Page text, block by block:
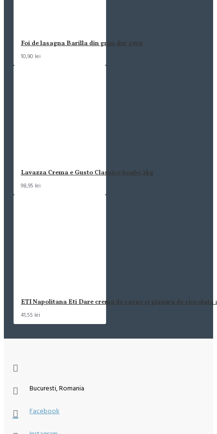
Foi de lasagna Barilla din grau dur 250g
10,90 lei
Lavazza Crema e Gusto Classico boabe,1kg
98,95 lei
ETI Napolitana Eti Dare crema de cacao si glazura de ciocolata
41,55 lei
Bucuresti, Romania
Facebook